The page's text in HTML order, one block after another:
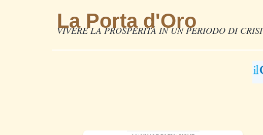
La Porta d'Oro
VIVERE LA PROSPERITÀ IN UN PERIODO DI CRISI